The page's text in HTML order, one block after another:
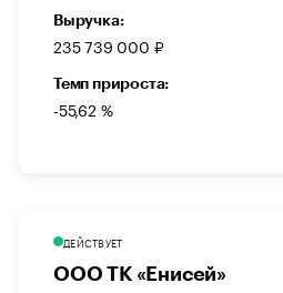
Выручка:
235 739 000 ₽
Темп прироста:
-55,62 %
ДЕЙСТВУЕТ
ООО ТК «Енисей»